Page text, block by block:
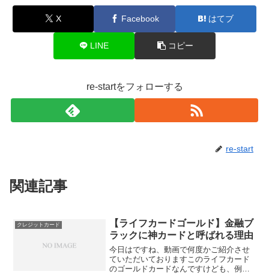
X Facebook はてブ
LINE コピー
re-startをフォローする
re-start
関連記事
クレジットカード
【ライフカードゴールド】金融ブ
ラックに神カードと呼ばれる理由
今日はですね、動画で何度かご紹介させ
ていただいておりますこのライフカード
のゴールドカードなんですけども、例え